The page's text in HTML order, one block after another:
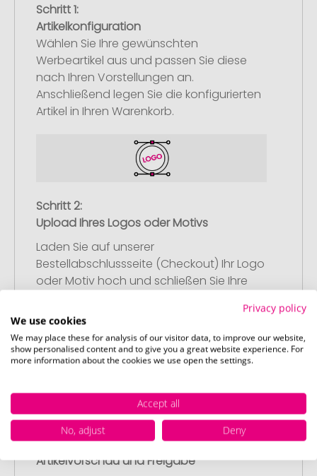
Schritt 1:
Artikelkonfiguration
Wählen Sie Ihre gewünschten
Werbeartikel aus und passen Sie diese
nach Ihren Vorstellungen an.
Anschließend legen Sie die konfigurierten
Artikel in Ihren Warenkorb.
Schritt 2:
Upload Ihres Logos oder Motivs
Laden Sie auf unserer
Bestellabschlussseite (Checkout) Ihr Logo
oder Motiv hoch und schließen Sie Ihre
passende Datei zur Verfügung haben,
können Sie diese gerne später
nachliefern.
Schritt 3:
Artikelvorschau und Freigabe
Privacy policy
We use cookies
We may place these for analysis of our visitor data, to improve our website,
show personalised content and to give you a great website experience. For
more information about the cookies we use open the settings.
Accept all
No, adjust
Deny